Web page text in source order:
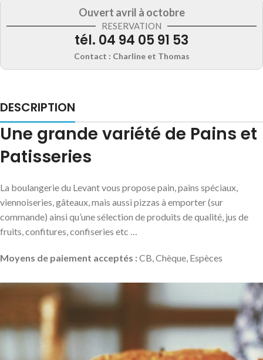
Ouvert avril à octobre
RESERVATION
tél. 04 94 05 91 53‬
Contact : Charline et Thomas
DESCRIPTION
Une grande variété de Pains et
Patisseries
La boulangerie du Levant vous propose pain, pains spéciaux,
viennoiseries, gâteaux, mais aussi pizzas à emporter (sur
commande) ainsi qu’une sélection de produits de qualité, jus de
fruits, confitures, confiseries etc …
Moyens de paiement acceptés :CB, Chèque, Espèces